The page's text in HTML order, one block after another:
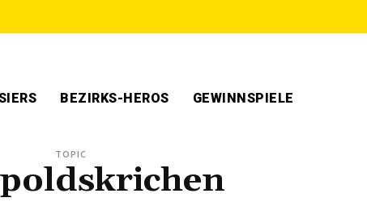
BEZIRKS-HEROS GEWINNSPIELE
TOPIC